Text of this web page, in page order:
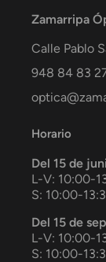
Zamarripa
Calle Pablo
948 84 83
Horario
Del 15 de
L-V: 10:00-
S: 10:00-
Del 15 de
L-V: 10:00-
S: 10:00-